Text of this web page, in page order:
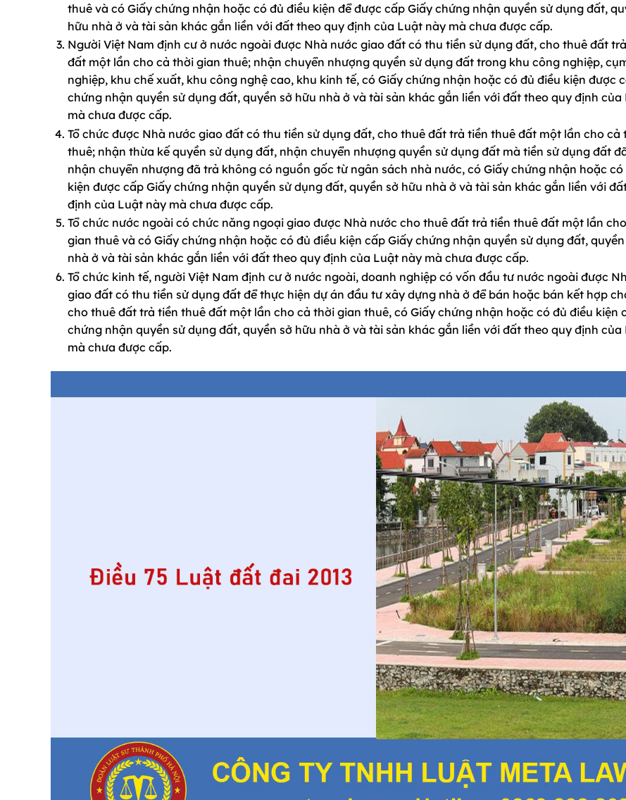
thuê và có Giấy chứng nhận hoặc có đủ điều kiện để được cấp Giấy chứng nhận quyền sử dụng đất,
hữu nhà ở và tài sản khác gắn liền với đất theo quy định của Luật này mà chưa được cấp.
Người Việt Nam định cư ở nước ngoài được Nhà nước giao đất có thu tiền sử dụng đất, cho thuê đất
đất một lần cho cả thời gian thuê; nhận chuyển nhượng quyền sử dụng đất trong khu công nghiệp,
nghiệp, khu chế xuất, khu công nghệ cao, khu kinh tế, có Giấy chứng nhận hoặc có đủ điều kiện được
chứng nhận quyền sử dụng đất, quyền sở hữu nhà ở và tài sản khác gắn liền với đất theo quy định
mà chưa được cấp.
Tổ chức được Nhà nước giao đất có thu tiền sử dụng đất, cho thuê đất trả tiền thuê đất một lần cho cả
thuê; nhận thừa kế quyền sử dụng đất, nhận chuyển nhượng quyền sử dụng đất mà tiền sử dụng đất
nhận chuyển nhượng đã trả không có nguồn gốc từ ngân sách nhà nước, có Giấy chứng nhận hoặc có
kiện được cấp Giấy chứng nhận quyền sử dụng đất, quyền sở hữu nhà ở và tài sản khác gắn liền với
định của Luật này mà chưa được cấp.
Tổ chức nước ngoài có chức năng ngoại giao được Nhà nước cho thuê đất trả tiền thuê đất một lần
gian thuê và có Giấy chứng nhận hoặc có đủ điều kiện cấp Giấy chứng nhận quyền sử dụng đất,
nhà ở và tài sản khác gắn liền với đất theo quy định của Luật này mà chưa được cấp.
Tổ chức kinh tế, người Việt Nam định cư ở nước ngoài, doanh nghiệp có vốn đầu tư nước ngoài được
giao đất có thu tiền sử dụng đất để thực hiện dự án đầu tư xây dựng nhà ở để bán hoặc bán kết hợp
cho thuê đất trả tiền thuê đất một lần cho cả thời gian thuê, có Giấy chứng nhận hoặc có đủ điều kiện
chứng nhận quyền sử dụng đất, quyền sở hữu nhà ở và tài sản khác gắn liền với đất theo quy định
mà chưa được cấp.